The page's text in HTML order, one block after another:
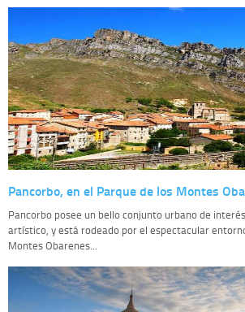
Pancorbo, en el Parque de los Montes
Pancorbo posee un bello conjunto urbano de
artístico, y está rodeado por el espectacular
Montes Obarenes...